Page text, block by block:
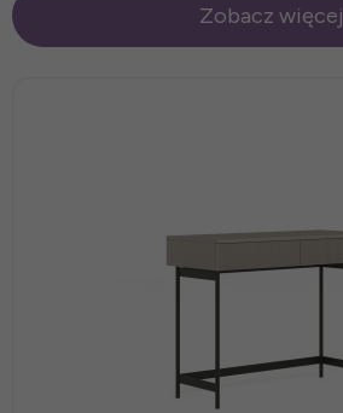
Zobacz więcej